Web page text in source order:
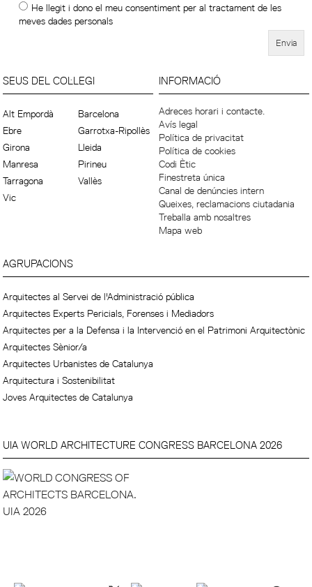
He llegit i dono el meu consentiment per al tractament de les
meves dades personals
SEUS DEL COL·LEGI
Alt Empordà
Barcelona
Ebre
Garrotxa-Ripollès
Girona
Lleida
Manresa
Pirineu
Tarragona
Vallès
Vic
INFORMACIÓ
Adreces horari i contacte.
Avís legal
Política de privacitat
Política de cookies
Codi Ètic
Finestreta única
Canal de denúncies intern
Queixes, reclamacions ciutadania
Treballa amb nosaltres
Mapa web
AGRUPACIONS
Arquitectes al Servei de l'Administració pública
Arquitectes Experts Pericials, Forenses i Mediadors
Arquitectes per a la Defensa i la Intervenció en el Patrimoni Arquitectònic
Arquitectes Sènior/a
Arquitectes Urbanistes de Catalunya
Arquitectura i Sostenibilitat
Joves Arquitectes de Catalunya
UIA WORLD ARCHITECTURE CONGRESS BARCELONA 2026